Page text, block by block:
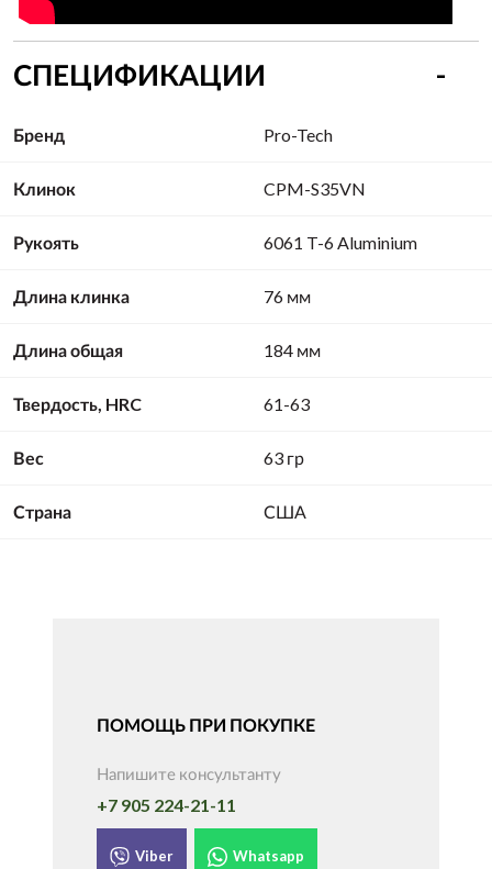
СПЕЦИФИКАЦИИ
Бренд Pro-Tech
Клинок CPM-S35VN
Рукоять 6061 T-6 Aluminium
Длина клинка 76 мм
Длина общая 184 мм
Твердость, HRC 61-63
Вес 63 гр
Страна США
ПОМОЩЬ ПРИ ПОКУПКЕ
Напишите консультанту
+7 905 224-21-11
Viber Whatsapp